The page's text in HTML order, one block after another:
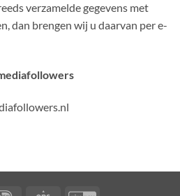
verzamelde gegevens met
dan brengen wij u daarvan per e-